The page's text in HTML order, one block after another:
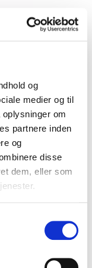
og
medier og til
om
partnere inden
og
disse
dem, eller som
SRIRACHA
65,00